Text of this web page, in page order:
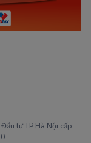
tư TP Hà Nội cấp